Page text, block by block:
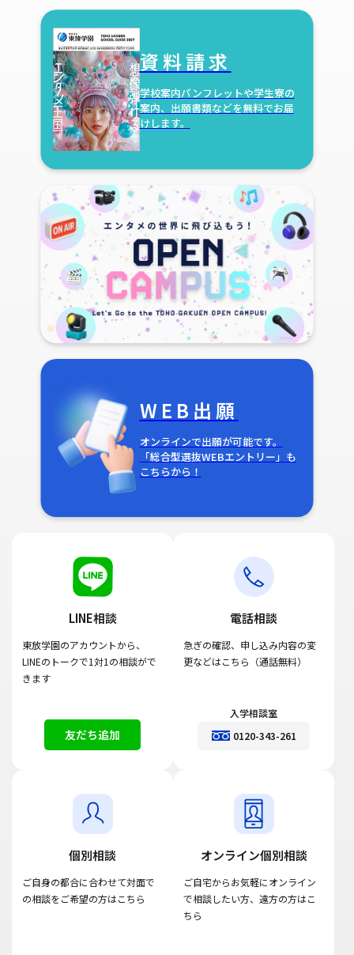
資料請求
学校案内パンフレットや学生寮の
案内、出願書類などを無料でお届
けします。
WEB出願
オンラインで出願が可能です。
「総合型選抜WEBエントリー」も
こちらから！
LINE相談
東放学園のアカウントから、
LINEのトークで1対1の相談がで
きます
友だち追加
電話相談
急ぎの確認、申し込み内容の変
更などはこちら（通話無料）
入学相談室
0120-343-261
個別相談
ご自身の都合に合わせて対面で
の相談をご希望の方はこちら
オンライン個別相談
ご自宅からお気軽にオンライン
で相談したい方、遠方の方はこ
ちら